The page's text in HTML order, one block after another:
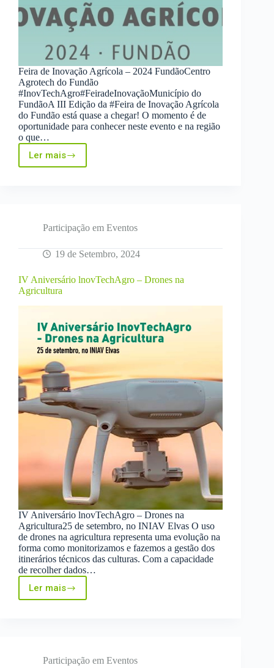
Feira de Inovação Agrícola – 2024 FundãoCentro
Agrotech do Fundão
#InovTechAgro#FeiradeInovaçãoMunicípio do
FundãoA III Edição da #Feira de Inovação Agrícola
do Fundão está quase a chegar! O momento é de
oportunidade para conhecer neste evento e na região
o que…
Ler mais
III
Edição
do
Participação em Eventos
19 de Setembro, 2024
IV Aniversário lnovTechAgro – Drones na
Agricultura
IV Aniversário lnovTechAgro – Drones na
Agricultura25 de setembro, no INIAV Elvas O uso
de drones na agricultura representa uma evolução na
forma como monitorizamos e fazemos a gestão dos
itinerários técnicos das culturas. Com a capacidade
de recolher dados…
Ler mais
IV
Aniversário
Agricultura
Participação em Eventos